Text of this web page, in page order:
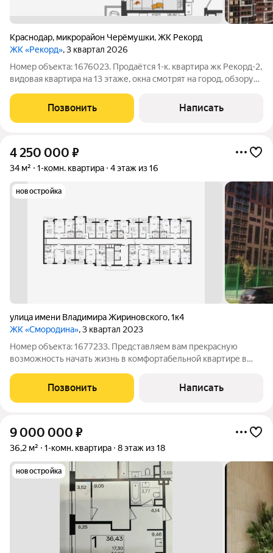
Краснодар, микрорайон Черёмушки,ЖК Рекорд
ЖК «Рекорд», 3 квартал 2026
Номер объекта: 1676023. Продаётся 1-к. квартира жк Рекорд-2,
видовая квартира на 13 этаже, окна смотрят на город, обзору
дом монолитно-кирпичный, с новыми пассажирским и
грузовым лифтами.
Позвонить Написать
4 250 000 ₽
34 м² 1-комн. квартира 4 этаж из 16
новостройка
улица имени Владимира Жириновского,1к4
ЖК «Смородина», 3 квартал 2023
Номер объекта: 1677233. Представляем вам прекрасную
возможность начать жизнь в комфортабельной квартире в
Эта квартира идеальный вариант для тех, кто ценит комфорт,
современность и экономит
Позвонить Написать
9 000 000 ₽
36,2 м² 1-комн. квартира 8 этаж из 18
новостройка